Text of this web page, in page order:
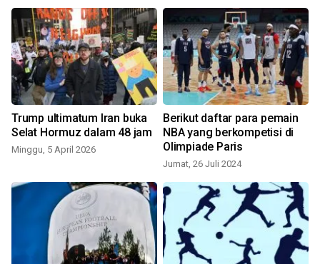
Trump ultimatum Iran buka
Selat Hormuz dalam 48 jam
Minggu, 5 April 2026
Berikut daftar para pemain
NBA yang berkompetisi di
Olimpiade Paris
Jumat, 26 Juli 2024